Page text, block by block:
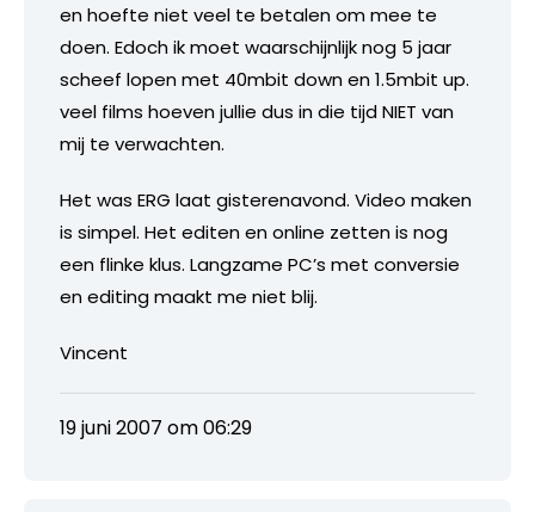
en hoefte niet veel te betalen om mee te
doen. Edoch ik moet waarschijnlijk nog 5 jaar
scheef lopen met 40mbit down en 1.5mbit up.
veel films hoeven jullie dus in die tijd NIET van
mij te verwachten.
Het was ERG laat gisterenavond. Video maken
is simpel. Het editen en online zetten is nog
een flinke klus. Langzame PC’s met conversie
en editing maakt me niet blij.
Vincent
19 juni 2007 om 06:29